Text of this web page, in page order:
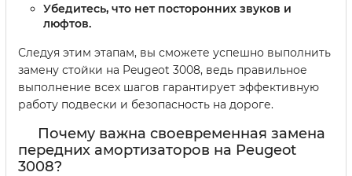
Убедитесь, что нет посторонних звуков и
люфтов.
Следуя этим этапам, вы сможете успешно выполнить
замену стойки на Peugeot 3008, ведь правильное
выполнение всех шагов гарантирует эффективную
работу подвески и безопасность на дороге.
Почему важна своевременная замена
передних амортизаторов на Peugeot
3008?